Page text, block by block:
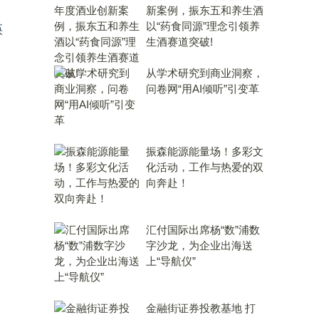
新案例，振东五和养生酒
以“药食同源”理念引领养
生酒赛道突破!
从学术研究到商业洞察，
问卷网“用AI倾听”引变革
振森能源能量场！多彩文
化活动，工作与热爱的双
向奔赴！
汇付国际出席杨“数”浦数
字沙龙，为企业出海送
上“导航仪”
金融街证券投教基地 打